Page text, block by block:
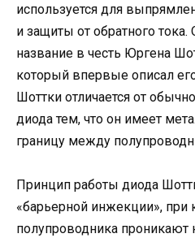
используется для
и защиты от обратного тока.
название в честь Юргена
который впервые описал
Шоттки отличается от
диода тем, что он имеет
границу между
Принцип работы диода
«барьерной инжекции», при
полупроводника проникают